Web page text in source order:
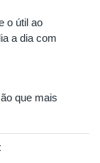
o útil ao
a dia com
que mais